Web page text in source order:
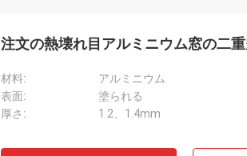
注文の熱壊れ目アルミニウム窓の二
材料:
アルミニウム
表面:
塗られる
厚さ:
1.2、1.4mm